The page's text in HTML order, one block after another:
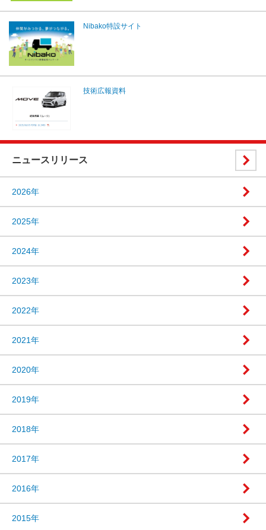
Nibako特設サイト
技術広報資料
ニュースリリース
2026年
2025年
2024年
2023年
2022年
2021年
2020年
2019年
2018年
2017年
2016年
2015年